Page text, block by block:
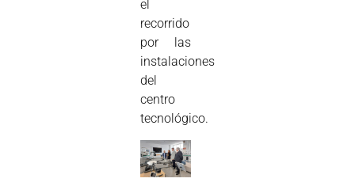
el
recorrido
por las
instalaciones
del
centro
tecnológico.